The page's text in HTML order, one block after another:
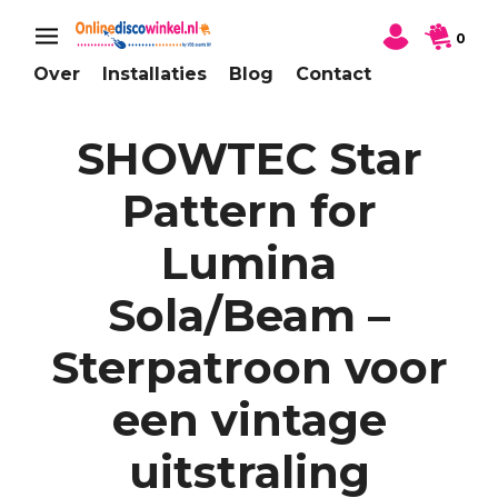
Over Installaties Blog Contact
0
SHOWTEC Star
Pattern for
Lumina
Sola/Beam –
Sterpatroon voor
een vintage
uitstraling